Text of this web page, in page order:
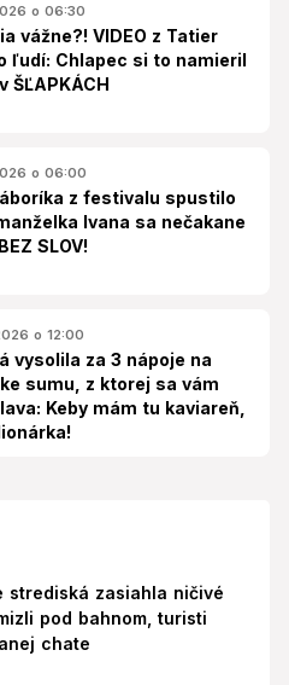
o 06:30
vážne?! VIDEO z Tatier
ľudí: Chlapec si to namieril
ŠĽAPKÁCH
o 06:00
z festivalu spustilo
Ivana sa nečakane
SLOV!
o 12:00
vysolila za 3 nápoje na
sumu, z ktorej sa vám
Keby mám tu kaviareň,
strediská zasiahla ničivé
pod bahnom, turisti
chate